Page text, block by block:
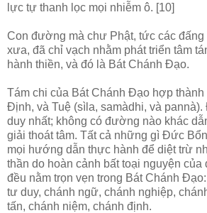
lực tự thanh lọc mọi nhiễm ô. [10]
Con đường mà chư Phật, tức các đấng
xưa, đã chỉ vạch nhằm phát triển tâm
hành thiền, và đó là Bát Chánh Ðạo.
Tám chi của Bát Chánh Ðạo hợp thành
Định, và Tuệ (sìla, samàdhi, và
duy nhất; không có đường nào khác
giải thoát tâm. Tất cả những gì Ðức
mọi hướng dẫn thực hành để diệt trừ
thần do hoàn cảnh bất toại nguyện của
đều nằm trọn vẹn trong Bát Chánh
tư duy, chánh ngữ, chánh nghiệp,
tấn, chánh niệm, chánh định.